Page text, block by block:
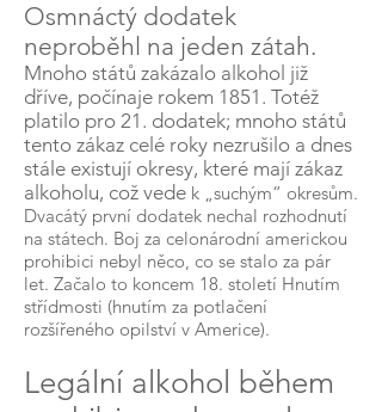
Osmnáctý dodatek
neproběhl na jeden zátah.
Mnoho států zakázalo alkohol již
dříve, počínaje rokem 1851. Totéž
platilo pro 21. dodatek; mnoho států
tento zákaz celé roky nezrušilo a dnes
stále existují okresy, které mají zákaz
alkoholu, což vede k „suchým“ okresům.
Dvacátý první dodatek nechal rozhodnutí
na státech. Boj za celonárodní americkou
prohibici nebyl něco, co se stalo za pár
let. Začalo to koncem 18. století Hnutím
střídmosti (hnutím za potlačení
rozšířeného opilství v Americe).
Legální alkohol během